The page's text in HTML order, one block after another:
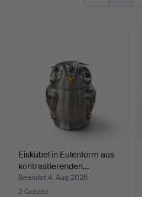
Eiskübel in Eulenform aus
kontrastierenden…
Beendet 4. Aug 2026
2 Gebote